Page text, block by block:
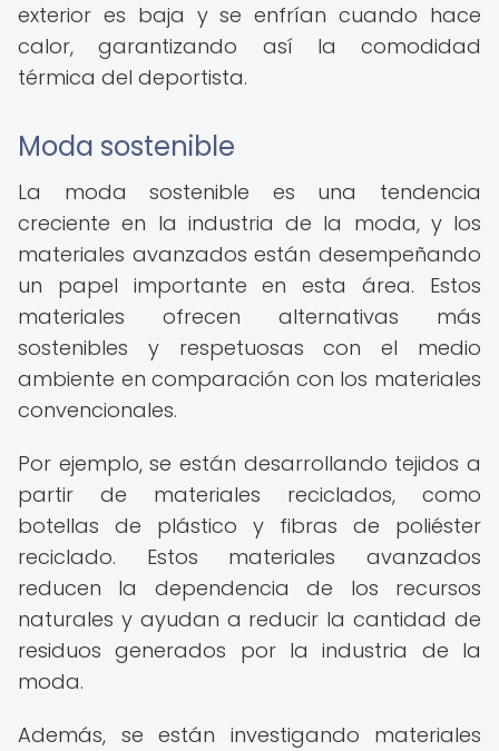
exterior es baja y se enfrían cuando hace
calor, garantizando así la comodidad
térmica del deportista.
Moda sostenible
La moda sostenible es una tendencia
creciente en la industria de la moda, y los
materiales avanzados están desempeñando
un papel importante en esta área. Estos
materiales ofrecen alternativas más
sostenibles y respetuosas con el medio
ambiente en comparación con los materiales
convencionales.
Por ejemplo, se están desarrollando tejidos a
partir de materiales reciclados, como
botellas de plástico y fibras de poliéster
reciclado. Estos materiales avanzados
reducen la dependencia de los recursos
naturales y ayudan a reducir la cantidad de
residuos generados por la industria de la
moda.
Además, se están investigando materiales